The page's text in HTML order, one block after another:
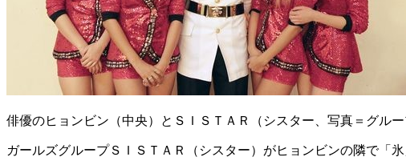
俳優のヒョンビン（中央）とＳＩＳＴＡＲ（シスター、写真＝グルー
ガールズグループＳＩＳＴＡＲ（シスター）がヒョンビンの隣で「